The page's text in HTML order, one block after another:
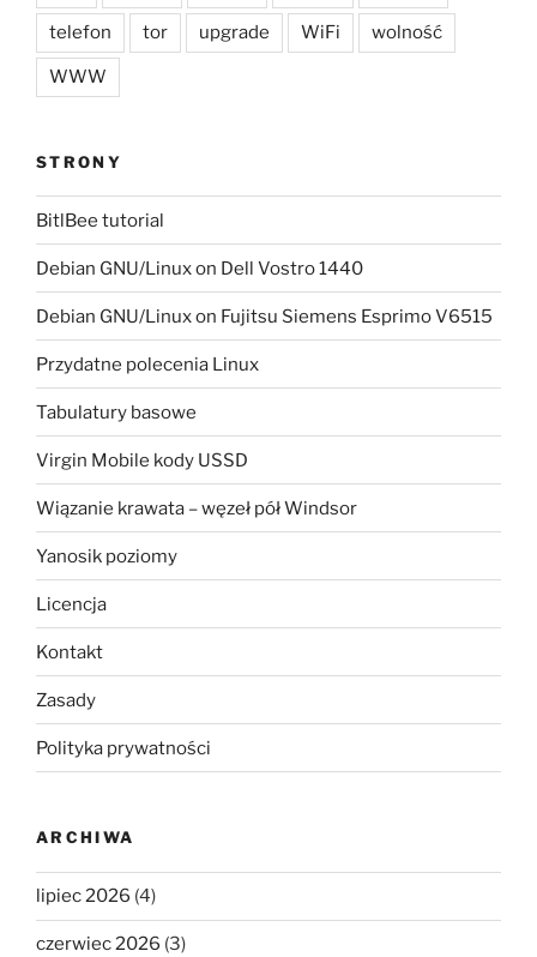
telefon tor upgrade WiFi wolność
WWW
STRONY
BitlBee tutorial
Debian GNU/Linux on Dell Vostro 1440
Debian GNU/Linux on Fujitsu Siemens Esprimo V6515
Przydatne polecenia Linux
Tabulatury basowe
Virgin Mobile kody USSD
Wiązanie krawata – węzeł pół Windsor
Yanosik poziomy
Licencja
Kontakt
Zasady
Polityka prywatności
ARCHIWA
lipiec 2026 (4)
czerwiec 2026 (3)